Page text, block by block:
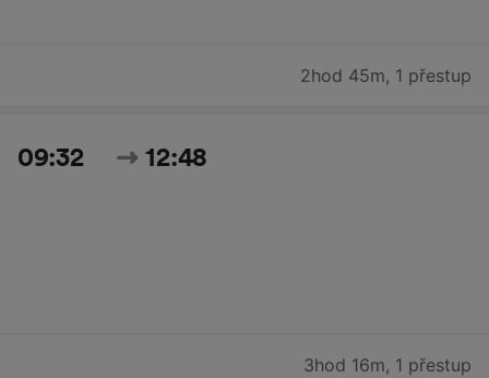
2hod 45m, 1 přestup
09:32 12:48
3hod 16m, 1 přestup